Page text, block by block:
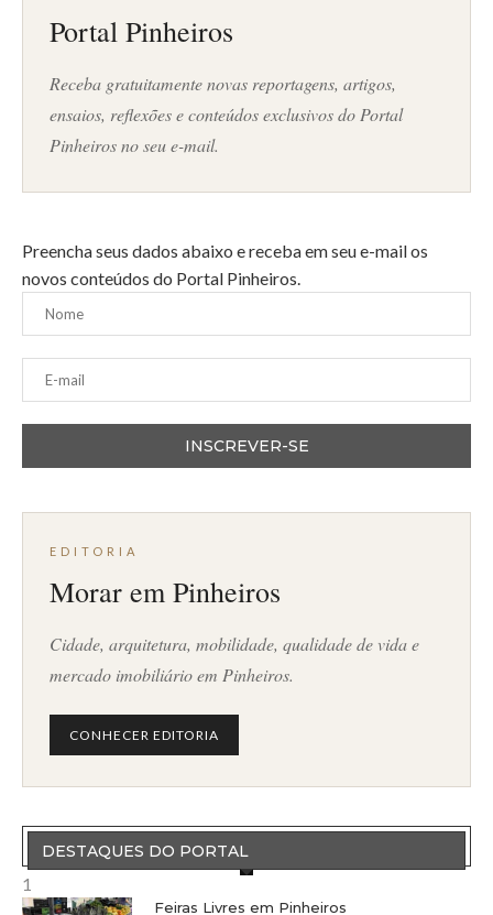
Portal Pinheiros
Receba gratuitamente novas reportagens, artigos,
ensaios, reflexões e conteúdos exclusivos do Portal
Pinheiros no seu e-mail.
Preencha seus dados abaixo e receba em seu e-mail os
novos conteúdos do Portal Pinheiros.
EDITORIA
Morar em Pinheiros
Cidade, arquitetura, mobilidade, qualidade de vida e
mercado imobiliário em Pinheiros.
CONHECER EDITORIA
DESTAQUES DO PORTAL
1
Feiras Livres em Pinheiros